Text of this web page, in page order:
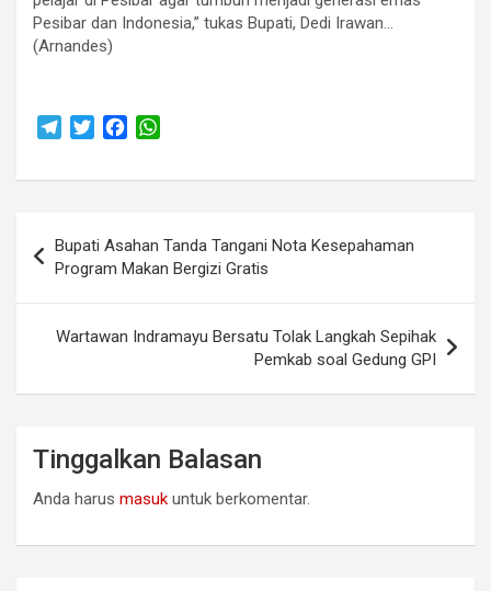
Pesibar dan Indonesia,” tukas Bupati, Dedi Irawan…
(Arnandes)
r
a
e
r
o
o
A
p
pos
Bupati Asahan Tanda Tangani Nota Kesepahaman
Program Makan Bergizi Gratis
Wartawan Indramayu Bersatu Tolak Langkah Sepihak
Pemkab soal Gedung GPI
Tinggalkan Balasan
Anda harus masuk untuk berkomentar.